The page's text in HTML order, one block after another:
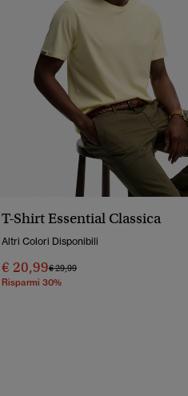
T-Shirt Essential Classica
Altri Colori Disponibili
€ 20,99Prezzo Ridotto Da
€ 29,99A
Risparmi 30%